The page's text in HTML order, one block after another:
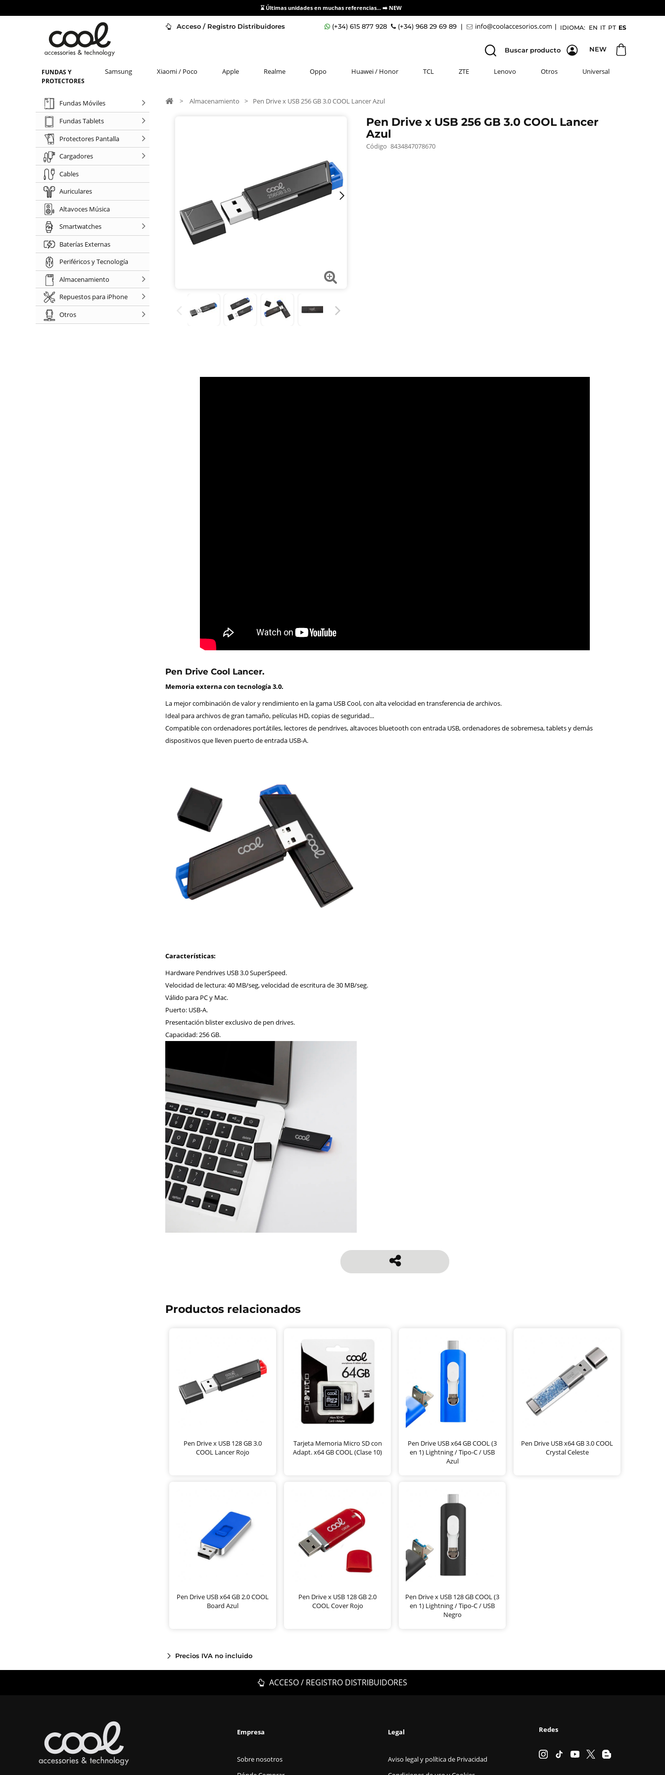
⌛ Últimas unidades en muchas referencias... ➡️ NEW
Acceso / Registro Distribuidores IDIOMA: EN IT PT ES
(+34) 615 877 928 (+34) 968 29 69 89 | |
NEW
Buscar producto
FUNDAS Y
PROTECTORES
Samsung Xiaomi / Poco Apple Realme Oppo Huawei / Honor TCL ZTE Lenovo Otros Universal
Fundas Móviles
Fundas Tablets
Protectores Pantalla
Cargadores
Cables
Auriculares
Altavoces Música
Smartwatches
Baterías Externas
Periféricos y Tecnología
Almacenamiento
Repuestos para iPhone
Otros
> Almacenamiento > Pen Drive x USB 256 GB 3.0 COOL Lancer Azul
Pen Drive x USB 256 GB 3.0 COOL Lancer
Azul
Código 8434847078670
Pen Drive Cool Lancer.
Memoria externa con tecnología 3.0.
La mejor combinación de valor y rendimiento en la gama USB Cool, con alta velocidad en transferencia de archivos.
Ideal para archivos de gran tamaño, películas HD, copias de seguridad...
Compatible con ordenadores portátiles, lectores de pendrives, altavoces bluetooth con entrada USB, ordenadores de sobremesa, tablets y demás
dispositivos que lleven puerto de entrada USB-A.
Características:
Hardware Pendrives USB 3.0 SuperSpeed.
Velocidad de lectura: 40 MB/seg, velocidad de escritura de 30 MB/seg.
Válido para PC y Mac.
Puerto: USB-A.
Presentación blister exclusivo de pen drives.
Capacidad: 256 GB.
Productos relacionados
Pen Drive x USB 128 GB 3.0
COOL Lancer Rojo
Tarjeta Memoria Micro SD con
Adapt. x64 GB COOL (Clase 10)
Pen Drive USB x64 GB COOL (3
en 1) Lightning / Tipo-C / USB
Azul
Pen Drive USB x64 GB 3.0 COOL
Crystal Celeste
Pen Drive USB x64 GB 2.0 COOL
Board Azul
Pen Drive x USB 128 GB 2.0
COOL Cover Rojo
Pen Drive x USB 128 GB COOL (3
en 1) Lightning / Tipo-C / USB
Negro
Precios IVA no incluido
ACCESO / REGISTRO DISTRIBUIDORES
Empresa
Sobre nosotros
Legal
Aviso legal y política de Privacidad
Redes